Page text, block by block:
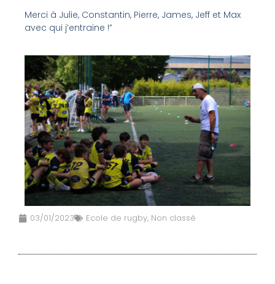
Merci à Julie, Constantin, Pierre, James, Jeff et Max
avec qui j’entraine !”
03/01/2023 Ecole de rugby, Non classé